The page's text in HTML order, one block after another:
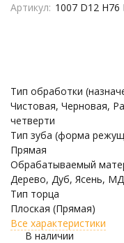
Артикул: 1007 D12 H76
Тип обработки
Чистовая, Черновая,
четверти
Тип зуба (форма
Прямая
Обрабатываемый
Дерево, Дуб, Ясень,
Тип торца
Плоская (Прямая)
Все характеристики
В наличии